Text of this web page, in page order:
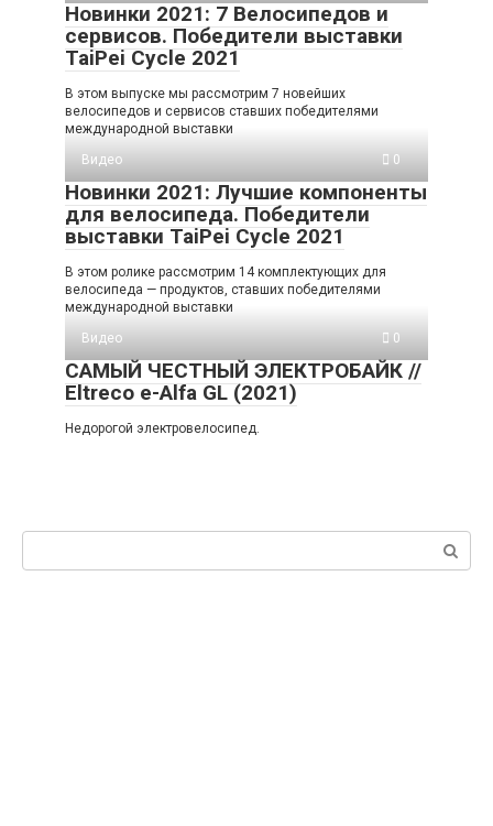
Новинки 2021: 7 Велосипедов и
сервисов. Победители выставки
TaiPei Cycle 2021
В этом выпуске мы рассмотрим 7 новейших
велосипедов и сервисов ставших победителями
международной выставки
Видео
0
Новинки 2021: Лучшие компоненты
для велосипеда. Победители
выставки TaiPei Cycle 2021
В этом ролике рассмотрим 14 комплектующих для
велосипеда — продуктов, ставших победителями
международной выставки
Видео
0
САМЫЙ ЧЕСТНЫЙ ЭЛЕКТРОБАЙК //
Eltreco e-Alfa GL (2021)
Недорогой электровелосипед.